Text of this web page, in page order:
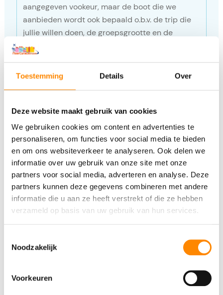
Toestemming Details Over
Deze website maakt gebruik van cookies
We gebruiken cookies om content en advertenties te
personaliseren, om functies voor social media te bieden
en om ons websiteverkeer te analyseren. Ook delen we
informatie over uw gebruik van onze site met onze
partners voor social media, adverteren en analyse. Deze
partners kunnen deze gegevens combineren met andere
informatie die u aan ze heeft verstrekt of die ze hebben
verzameld op basis van uw gebruik van hun services.
Noodzakelijk
Voorkeuren
aangegeven vookeur, maar de boot die we
aanbieden wordt ook bepaald o.b.v. de trip die
jullie willen doen, de groepsgrootte en de
beschikbaarheid van de boot op de gewenste
zien. *